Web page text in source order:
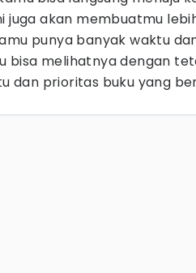
juga akan membuatmu
punya banyak waktu
bisa melihatnya dengan
dan prioritas buku yang